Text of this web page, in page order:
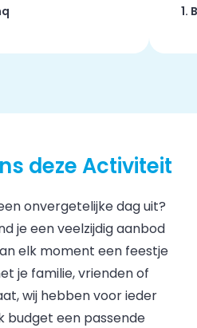
1.
deze Activiteit
onvergetelijke dag uit?
je een veelzijdig aanbod
elk moment een feestje
je familie, vrienden of
wij hebben voor ieder
budget een passende